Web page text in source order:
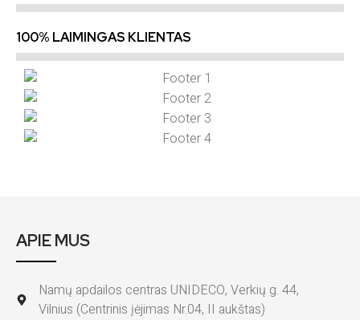
100% LAIMINGAS KLIENTAS
APIE MUS
Namų apdailos centras UNIDECO, Verkių g. 44,
Vilnius (Centrinis įėjimas Nr.04, II aukštas)